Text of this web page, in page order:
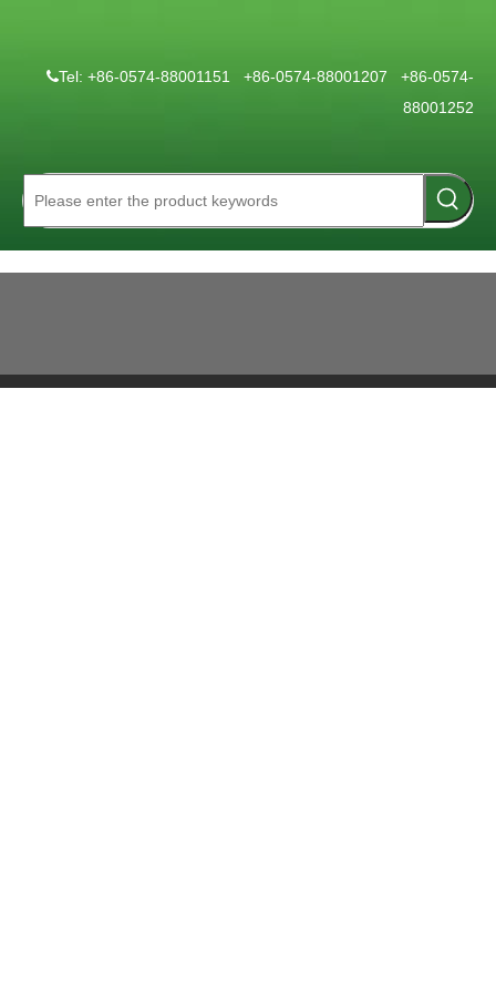
Tel: +86-0574-88001151 +86-0574-88001207 +86-0574-
88001252